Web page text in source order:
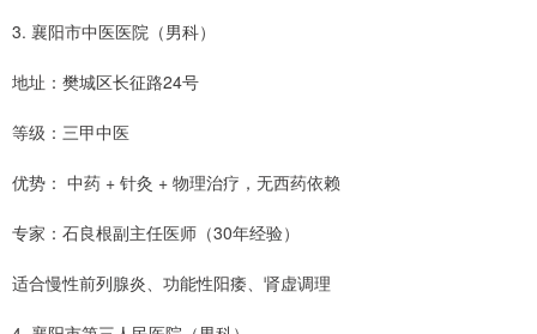
3. 襄阳市中医医院（男科）
地址：樊城区长征路24号
等级：三甲中医
优势： 中药 + 针灸 + 物理治疗，无西药依赖
专家：石良根副主任医师（30年经验）
适合慢性前列腺炎、功能性阳痿、肾虚调理